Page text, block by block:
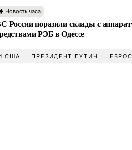
Новость часа
России поразили склады с
РЭБ в Одессе
США ПРЕЗИДЕНТ ПУТИН